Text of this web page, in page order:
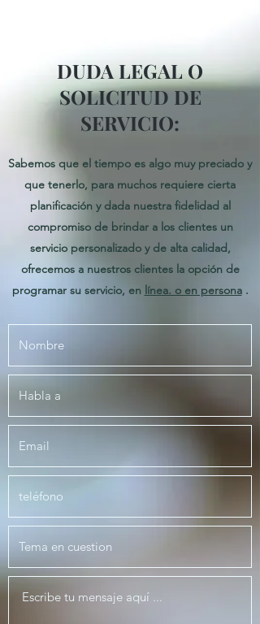
DUDA LEGAL O
SOLICITUD DE
SERVICIO:
Sabemos que el tiempo es algo muy preciado y
que tenerlo, para muchos requiere cierta
planificación y dada nuestra fidelidad al
compromiso de brindar a los clientes un
servicio personalizado y de alta calidad,
ofrecemos a nuestros clientes la opción de
programar su servicio, en línea. o en persona.